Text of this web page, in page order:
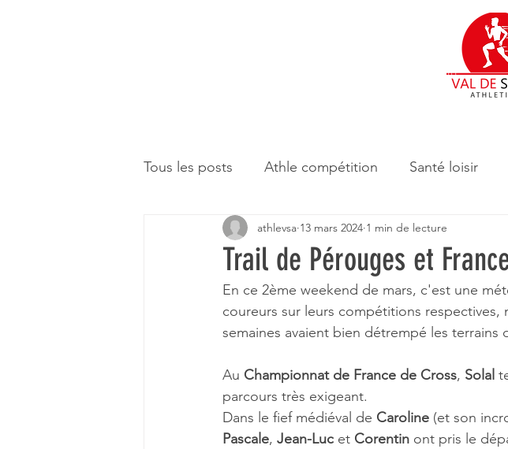
Tous les posts Athle compétition Santé loisir
Et à part ça
Trail de Pérouges et
athlevsa 13 mars 2024 1 min de lecture
En ce 2ème weekend de mars, c'est une
coureurs sur leurs compétitions respectives,
semaines avaient bien détrempé les terrains
Au Championnat de France de Cross, Solal
parcours très exigeant.
Dans le fief médiéval de Caroline (et son
Pascale, Jean-Luc et Corentin ont pris le